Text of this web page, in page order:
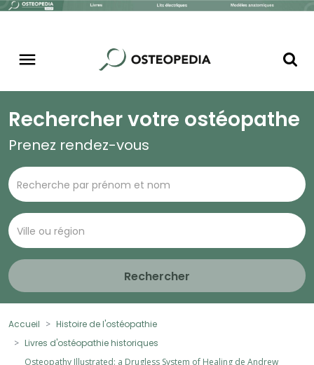
Rechercher votre ostéopathe
Prenez rendez-vous
Rechercher
Accueil
Histoire de l'ostéopathie
Livres d'ostéopathie historiques
Osteopathy Illustrated: a Drugless System of Healing de Andrew